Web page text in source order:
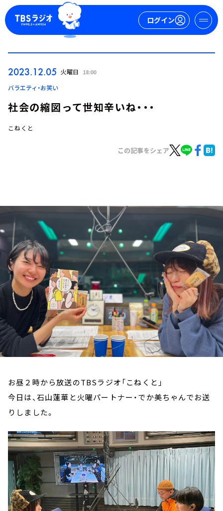
ログイン
ログイン
トピックス
お知らせ
イベント・グッズ
YouTube
会社情報
2023.12.05 火曜日 18:00
バラエティ・お笑い
社会の縮図って世知辛いね・・・
こねくと
この記事をシェア
お昼２時から放送のTBSラジオ「こねくと」
今日は、石山蓮華と火曜パートナー・でか美ちゃんでお送
りしました。